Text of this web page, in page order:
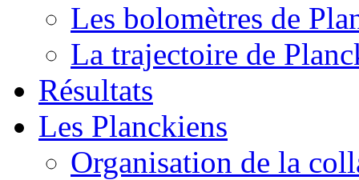
Les bolomètres de
La trajectoire de
Résultats
Les Planckiens
Organisation de la